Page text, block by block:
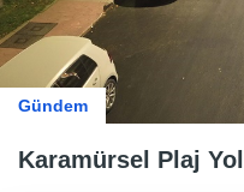
Gündem
Karamürsel Plaj